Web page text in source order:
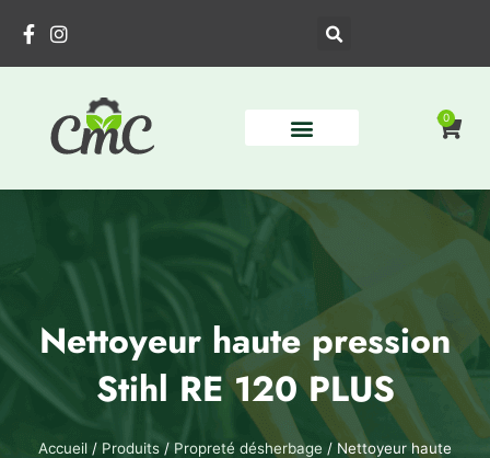
contenu
0
Nettoyeur haute pression
Stihl RE 120 PLUS
Accueil / Produits / Propreté désherbage / Nettoyeur haute